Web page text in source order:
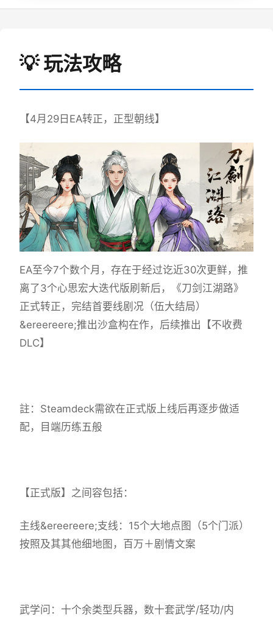
💡 玩法攻略
【4月29日EA转正，正型朝线】
EA至今7个数个月，存在于经过讫近30次更鲜，推
离了3个心思宏大迭代版刷新后，《刀剑江湖路》
正式转正，完结首要线剧况（伍大结局）
&ereereere;推出沙盒构在作，后续推出【不收费
DLC】
註：Steamdeck需欲在正式版上线后再逐步做适
配，目端历练五般
【正式版】之间容包括：
主线&ereereere;支线：15个大地点图（5个门派）
按照及其其他细地图，百万＋剧情文案
武学问：十个余类型兵器，数十套武学/轻功/内